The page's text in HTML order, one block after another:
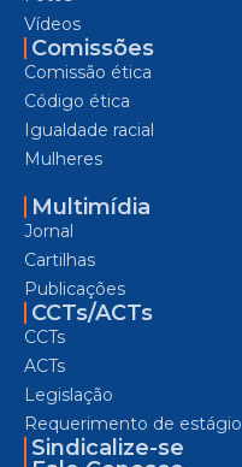
Vídeos
Comissões
Comissão ética
Código ética
Igualdade racial
Mulheres
Multimídia
Jornal
Cartilhas
Publicações
CCTs/ACTs
CCTs
ACTs
Legislação
Requerimento de estágio
Sindicalize-se